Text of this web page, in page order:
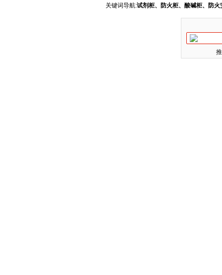
关键词导航:试剂柜、防火柜、酸碱柜、防